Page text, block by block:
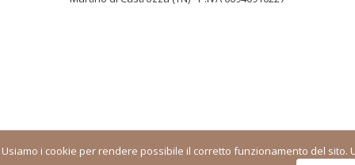
Usiamo i cookie per rendere possibile il corretto funzionamento del sito.